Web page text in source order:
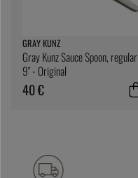
GRAY KUNZ
Gray Kunz Sauce Spoon, regular
9" - Original
40 €